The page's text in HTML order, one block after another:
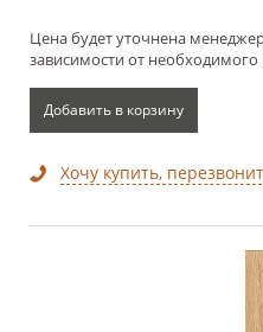
Цена будет уточнена
зависимости от необходимого
Добавить в корзину
Хочу купить,